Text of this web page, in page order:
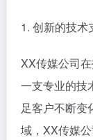
1. 创新的技术
XX传媒公司
一支专业的技
足客户不断变
域，XX传媒